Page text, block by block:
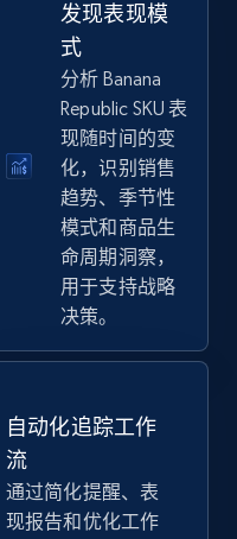
Root category, and
立即开始
using
Seller rating,
category, and
shops on eBay
发现表现模
式
分析 Banana
Republic SKU 表
现随时间的变
化，识别销售
趋势、季节性
模式和商品生
命周期洞察，
用于支持战略
决策。
自动化追踪工作
流
通过简化提醒、表
现报告和优化工作